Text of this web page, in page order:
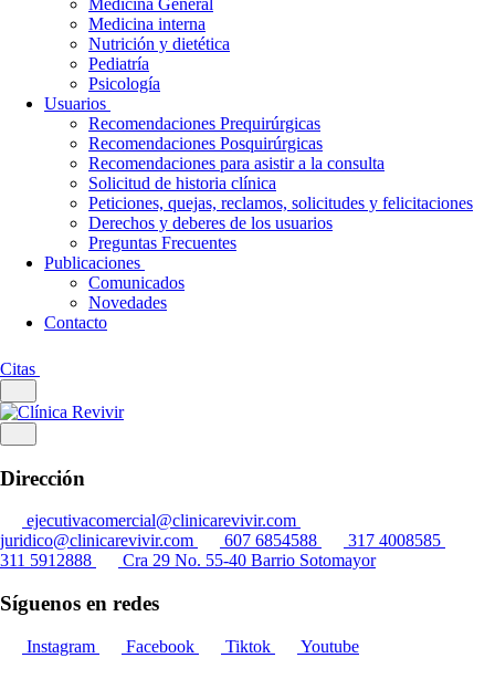
Medicina General
Medicina interna
Nutrición y dietética
Pediatría
Psicología
Usuarios
Recomendaciones Prequirúrgicas
Recomendaciones Posquirúrgicas
Recomendaciones para asistir a la consulta
Solicitud de historia clínica
Peticiones, quejas, reclamos, solicitudes y felicitaciones
Derechos y deberes de los usuarios
Preguntas Frecuentes
Publicaciones
Comunicados
Novedades
Contacto
Citas
Dirección
ejecutivacomercial@clinicarevivir.com
juridico@clinicarevivir.com
607 6854588
317 4008585
311 5912888
Cra 29 No. 55-40 Barrio Sotomayor
Síguenos en redes
Instagram Facebook Tiktok Youtube